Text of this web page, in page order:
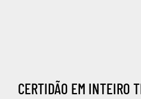
CERTIDÃO EM INTEIRO